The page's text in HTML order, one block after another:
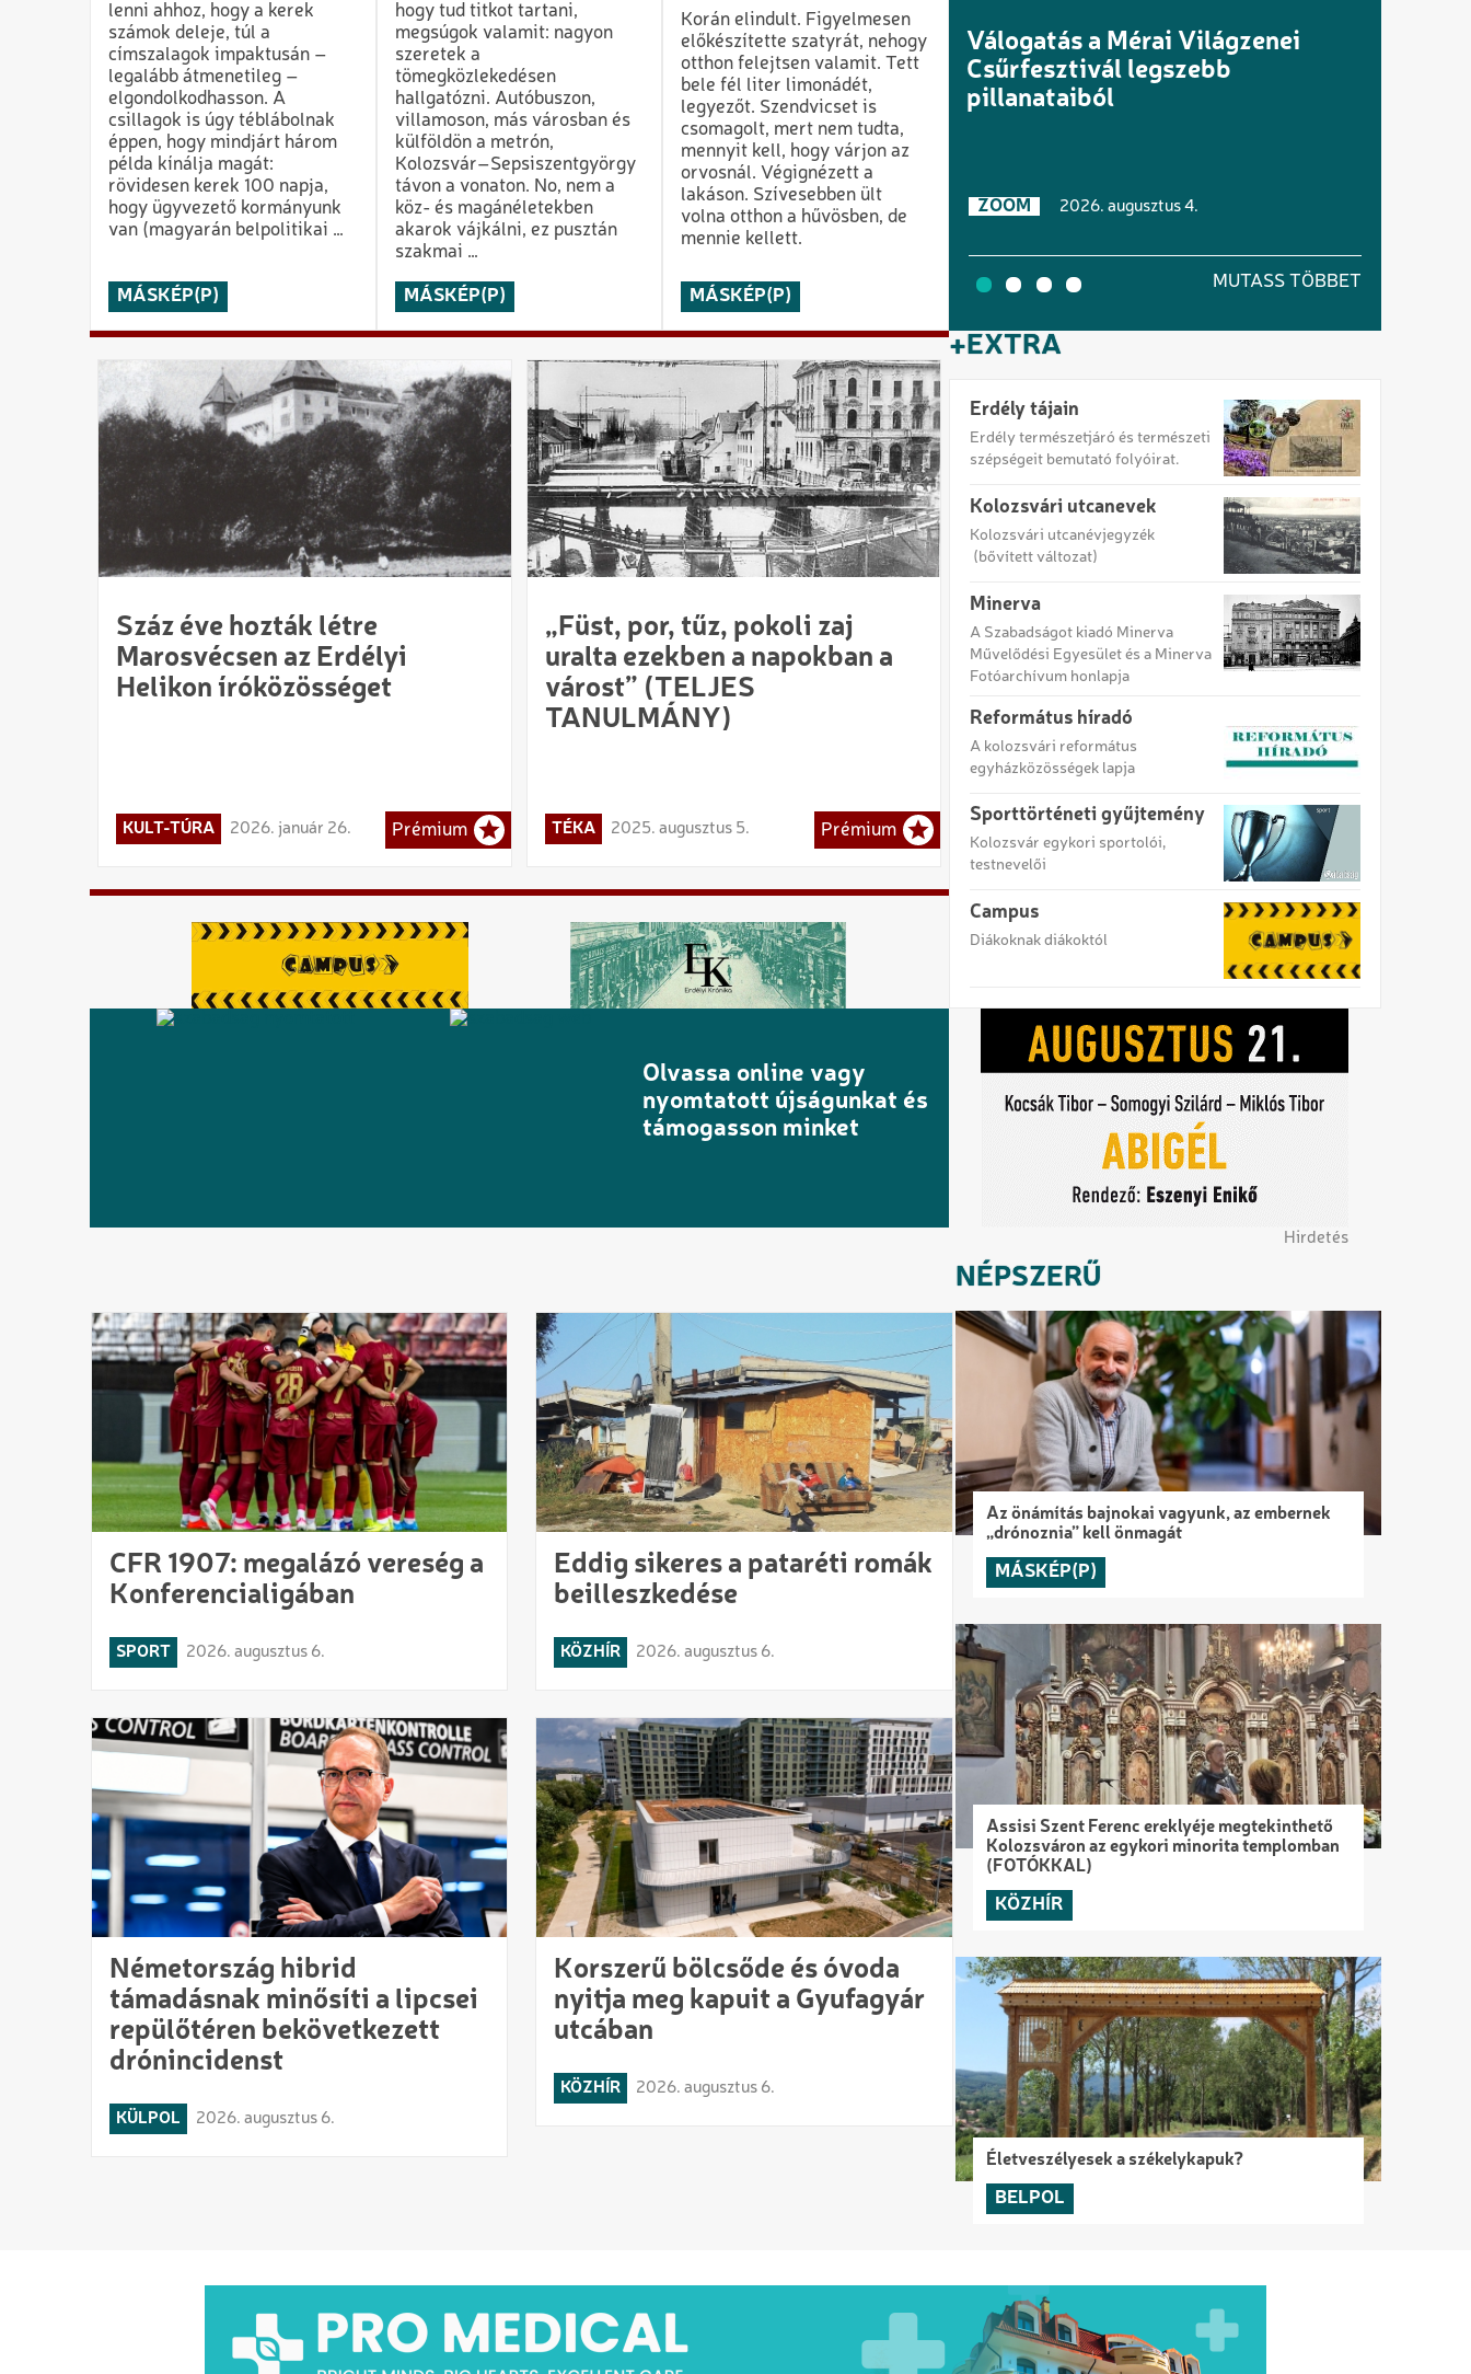
lenni ahhoz, hogy a kerek
számok deleje, túl a
címszalagok impaktusán –
legalább átmenetileg –
elgondolkodhasson. A
csillagok is úgy téblábolnak
éppen, hogy mindjárt három
példa kínálja magát:
rövidesen kerek 100 napja,
hogy ügyvezető kormányunk
van (magyarán belpolitikai …
MÁSKÉP(P)
hogy tud titkot tartani,
megsúgok valamit: nagyon
szeretek a
tömegközlekedésen
hallgatózni. Autóbuszon,
villamoson, más városban és
külföldön a metrón,
Kolozsvár–Sepsiszentgyörgy
távon a vonaton. No, nem a
köz- és magánéletekben
akarok vájkálni, ez pusztán
szakmai …
MÁSKÉP(P)
Korán elindult. Figyelmesen
előkészítette szatyrát, nehogy
otthon felejtsen valamit. Tett
bele fél liter limonádét,
legyezőt. Szendvicset is
csomagolt, mert nem tudta,
mennyit kell, hogy várjon az
orvosnál. Végignézett a
lakáson. Szívesebben ült
volna otthon a hűvösben, de
mennie kellett.
MÁSKÉP(P)
Haditechnikai eszközök parádéja
a Sétatéren
ZOOM 2026. augusztus 1.
MUTASS TÖBBET
Száz éve hozták létre
Marosvécsen az Erdélyi
Helikon íróközösséget
KULT-TÚRA 2026. január 26. Prémium
„Füst, por, tűz, pokoli zaj
uralta ezekben a napokban a
várost” (TELJES
TANULMÁNY)
TÉKA 2025. augusztus 5. Prémium
+EXTRA
Erdély tájain
Erdély természetjáró és természeti
szépségeit bemutató folyóirat.
Kolozsvári utcanevek
Kolozsvári utcanévjegyzék
(bővített változat)
Minerva
A Szabadságot kiadó Minerva
Művelődési Egyesület és a Minerva
Fotóarchívum honlapja
Református híradó
A kolozsvári református
egyházközösségek lapja
Sporttörténeti gyűjtemény
Kolozsvár egykori sportolói,
testnevelői
Campus
Diákoknak diákoktól
Olvassa online vagy
nyomtatott újságunkat és
támogasson minket
Hirdetés
CFR 1907: megalázó vereség a
Konferencialigában
SPORT 2026. augusztus 6.
Eddig sikeres a pataréti romák
beilleszkedése
KÖZHÍR 2026. augusztus 6.
Németország hibrid
támadásnak minősíti a lipcsei
repülőtéren bekövetkezett
drónincidenst
KÜLPOL 2026. augusztus 6.
Korszerű bölcsőde és óvoda
nyitja meg kapuit a Gyufagyár
utcában
KÖZHÍR 2026. augusztus 6.
NÉPSZERŰ
Az önámítás bajnokai vagyunk, az embernek
„drónoznia” kell önmagát
MÁSKÉP(P)
Assisi Szent Ferenc ereklyéje megtekinthető
Kolozsváron az egykori minorita templomban
(FOTÓKKAL)
KÖZHÍR
Életveszélyesek a székelykapuk?
BELPOL